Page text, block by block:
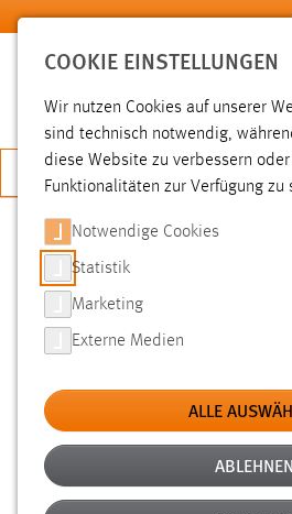
Zum Hauptinhalt springen
JETZT
SUCHE
FILTER
Typ
Erstellungsdatum
COOKIE EINSTELLUNGEN
Wir nutzen Cookies auf unserer
sind technisch notwendig,
diese Website zu verbessern
Funktionalitäten zur Verfügung zu
Notwendige Cookies
Statistik
Marketing
Externe Medien
ALLE
ABLEHNEN